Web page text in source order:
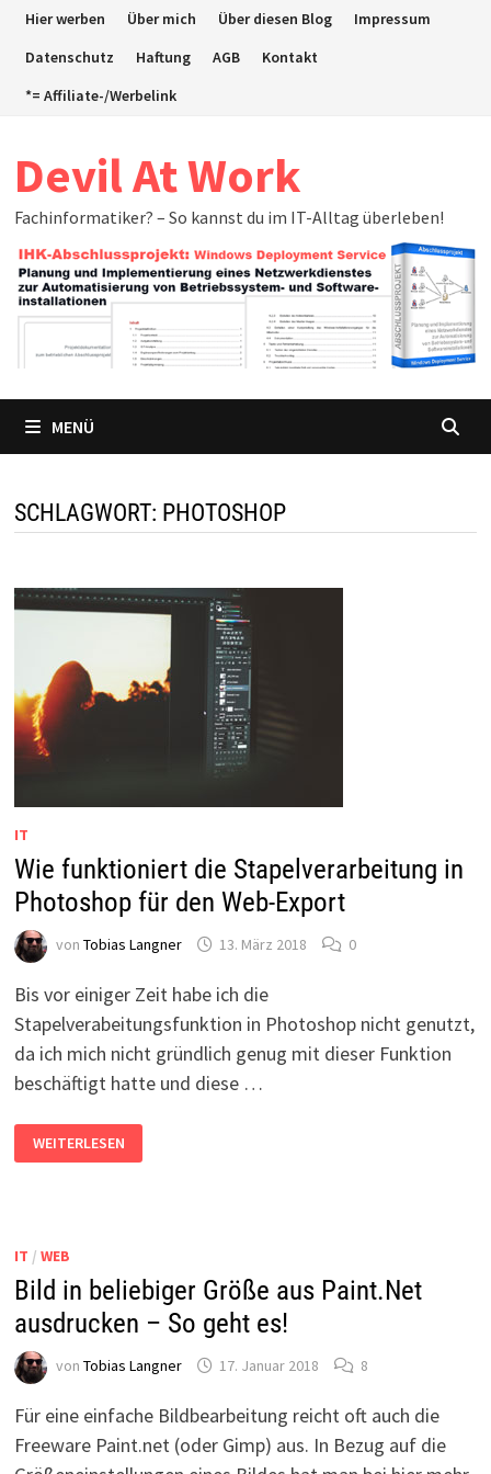
ZumHier werben Über mich Über diesen Blog
Impressum
Datenschutz
Haftung AGB
Kontakt
*= Affiliate-/Werbelink
Devil At Work
Fachinformatiker? – So kannst du im IT-Alltag überleben!
MENÜ
SCHLAGWORT: PHOTOSHOP
IT
Wie funktioniert die Stapelverarbeitung in
Photoshop für den Web-Export
von Tobias Langner 13. März 2018 0
Bis vor einiger Zeit habe ich die
Stapelverabeitungsfunktion in Photoshop nicht genutzt,
da ich mich nicht gründlich genug mit dieser Funktion
beschäftigt hatte und diese …
WIE
FUNKTIONIERT
DIE
WEB-
WEITERLESEN
IT / WEB
Bild in beliebiger Größe aus Paint.Net
ausdrucken – So geht es!
von Tobias Langner 17. Januar 2018 8
Für eine einfache Bildbearbeitung reicht oft auch die
Freeware Paint.net (oder Gimp) aus. In Bezug auf die